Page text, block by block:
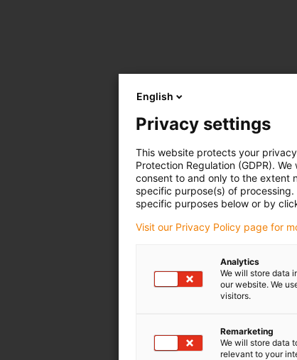
English
Privacy settings
This website protects your
Protection Regulation (GDPR).
consent to and only to the extent
specific purpose(s) of
specific purposes below or by
Visit our Privacy Policy page for
Analytics
We will store data
our website. We
visitors.
Remarketing
We will store data
relevant to your